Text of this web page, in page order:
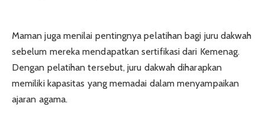
Maman juga menilai pentingnya pelatihan bagi juru dakwah
sebelum mereka mendapatkan sertifikasi dari Kemenag.
Dengan pelatihan tersebut, juru dakwah diharapkan
memiliki kapasitas yang memadai dalam menyampaikan
ajaran agama.